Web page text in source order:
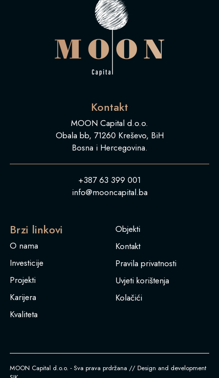
Kontakt
MOON Capital d.o.o.
Obala bb, 71260 Kreševo, BiH
Bosna i Hercegovina.
+387 63 399 001
info@mooncapital.ba
Brzi linkovi
O nama
Investicije
Projekti
Karijera
Kvaliteta
Objekti
Kontakt
Pravila privatnosti
Uvjeti korištenja
Kolačići
MOON Capital d.o.o. - Sva prava prdržana // Design and development